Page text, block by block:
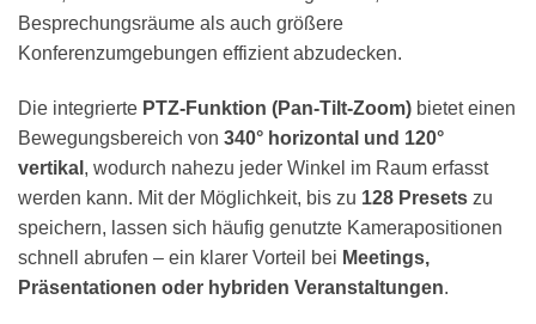
Besprechungsräume als auch größere
Konferenzumgebungen effizient abzudecken.
Die integrierte PTZ-Funktion (Pan-Tilt-Zoom) bietet einen
Bewegungsbereich von 340° horizontal und 120°
vertikal , wodurch nahezu jeder Winkel im Raum erfasst
werden kann. Mit der Möglichkeit, bis zu 128 Presets zu
speichern, lassen sich häufig genutzte Kamerapositionen
schnell abrufen – ein klarer Vorteil bei Meetings,
Präsentationen oder hybriden Veranstaltungen.